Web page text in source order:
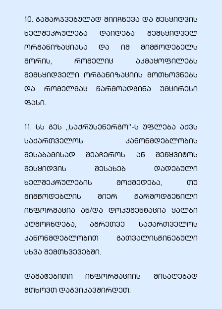
10. გამარჯვებულად მიიჩნევა და შესყიდვის
ხელშეკრულება დაიდება შემსყიდველ
ორგანიზაციასა და იმ მიმწოდებელს
შორის, რომელიც აკმაყოფილებს
შემსყიდველი ორგანიზაციის მოთხოვნებს
და რომელმაც წარმოადგინა უმცირესი
ფასი.
11. სს გეს ,,საქრუსენერგო’’-ს უფლება აქვს
საქართველოს კანონმდებლობის
შესაბამისად შეაჩეროს ან შეწყვიტოს
შესყიდვის შესახებ დადებული
ხელშეკრულების მოქმედება, თუ
მიმწოდებლის მიერ წარმოდგენილი
ინფორმაცია ან/და დოკუმენტაცია ყალბი
აღმოჩნდება, აგრეთვე საქართველოს
კანონმდებლობით გათვალისწინებული
სხვა შემთხვევებში.
დამატებითი ინფორმაციის მისაღებად
გთხოვთ დაგვიკავშირდეთ: